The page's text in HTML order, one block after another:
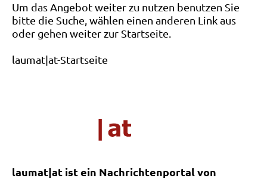
Um das Angebot weiter zu nutzen benutzen Sie
bitte die Suche, wählen einen anderen Link aus
oder gehen weiter zur Startseite.
laumat|at-Startseite
laumat|at ist ein Nachrichtenportal von